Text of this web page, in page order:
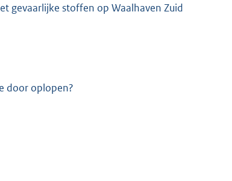
gevaarlijke stoffen op Waalhaven Zuid
door oplopen?